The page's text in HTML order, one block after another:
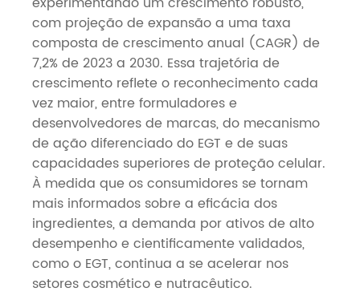
com projeção de expansão a uma taxa
composta de crescimento anual (CAGR) de
7,2% de 2023 a 2030. Essa trajetória de
crescimento reflete o reconhecimento cada
vez maior, entre formuladores e
desenvolvedores de marcas, do mecanismo
de ação diferenciado do EGT e de suas
capacidades superiores de proteção celular.
À medida que os consumidores se tornam
mais informados sobre a eficácia dos
ingredientes, a demanda por ativos de alto
desempenho e cientificamente validados,
como o EGT, continua a se acelerar nos
setores cosmético e nutracêutico.